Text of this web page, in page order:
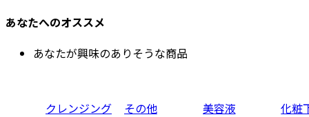
あなたへのオススメ
あなたが興味のありそうな商品
クレンジング
その他
美容液
化粧